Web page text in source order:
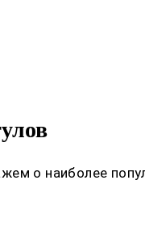
о наиболее